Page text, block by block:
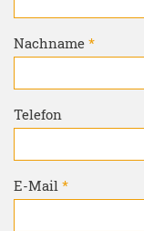
Nachname *
Telefon
E-Mail *